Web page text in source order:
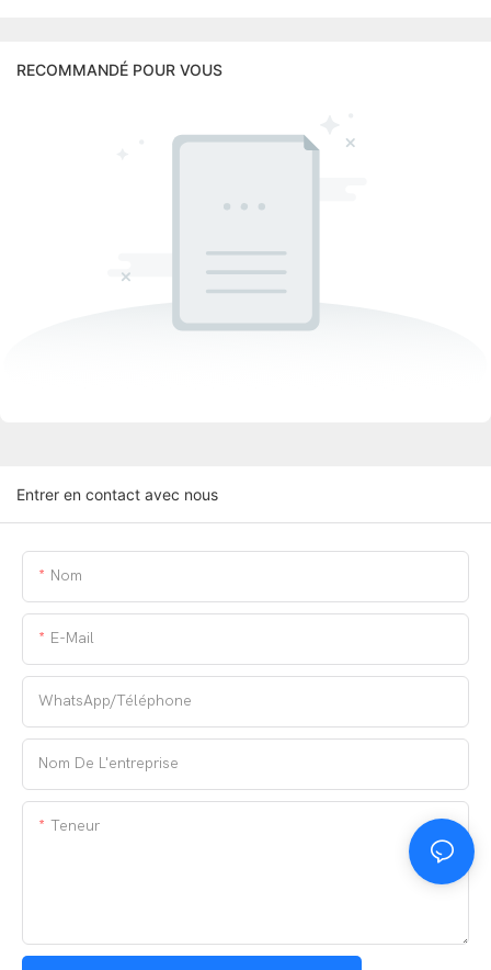
RECOMMANDÉ POUR VOUS
Entrer en contact avec nous
Nom
E-Mail
WhatsApp/téléphone
Nom De L'entreprise
Teneur